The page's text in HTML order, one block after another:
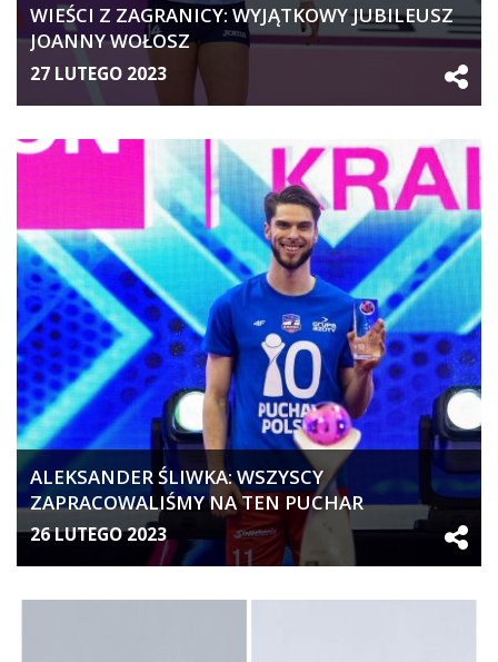
WIEŚCI Z ZAGRANICY: WYJĄTKOWY JUBILEUSZ
JOANNY WOŁOSZ
27 LUTEGO 2023
ALEKSANDER ŚLIWKA: WSZYSCY
ZAPRACOWALIŚMY NA TEN PUCHAR
26 LUTEGO 2023